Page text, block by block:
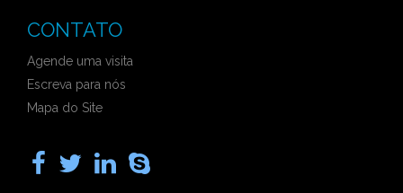
CONTATO
Agende uma visita
Escreva para nós
Mapa do Site